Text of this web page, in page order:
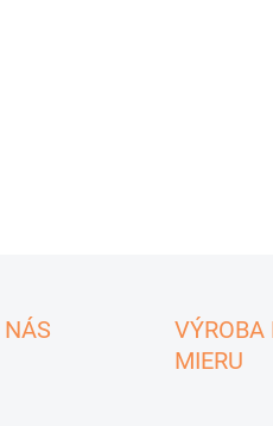
VÝROBA
MIERU